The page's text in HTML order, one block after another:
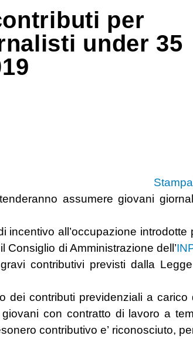
per
under 35
assumere giovani
incentivo all’occupazione introdotte
di Amministrazione dell’
contributivi previsti dalla
dei contributi previdenziali a carico
con contratto di lavoro a
contributivo e’ riconosciuto,